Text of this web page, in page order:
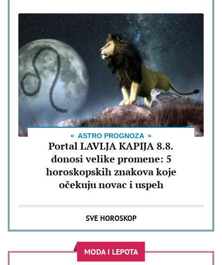
ASTRO PROGNOZA
Portal LAVLJA KAPIJA 8.8.
donosi velike promene: 5
horoskopskih znakova koje
očekuju novac i uspeh
SVE HOROSKOP
MODA I LEPOTA